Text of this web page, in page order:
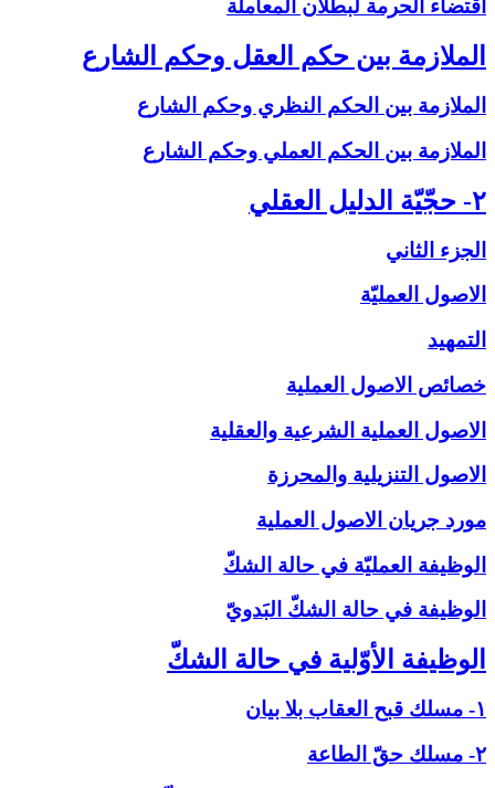
اقتضاء الحرمة لبطلان المعاملة
الملازمة بين حكم العقل وحكم الشارع‏
الملازمة بين الحكم النظري وحكم الشارع
الملازمة بين الحكم العملي وحكم الشارع
۲- حجّيّة الدليل العقلي‏
الجزء الثاني
الاصول العمليّة
التمهيد
خصائص الاصول العملية
الاصول العملية الشرعية والعقلية
الاصول التنزيلية والمحرزة
مورد جريان الاصول العملية
الوظيفة العمليّة في حالة الشكّ‏
الوظيفة في حالة الشكّ البَدويّ
الوظيفة الأوّلية في حالة الشكّ‏
۱- مسلك قبح العقاب بلا بيان
۲- مسلك حقّ الطاعة